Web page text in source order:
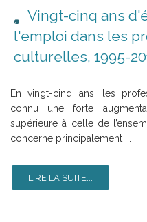
Vingt-cinq ans
l'emploi dans les
culturelles, 1995-
En vingt-cinq ans, les
connu une forte
supérieure à celle de
concerne principalement ...
LIRE LA SUITE...